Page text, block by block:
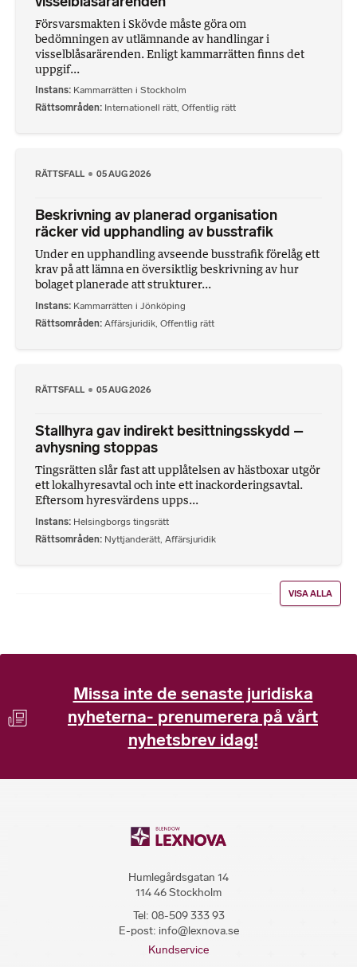
Försvarsmakten i Skövde måste göra om
bedömningen av utlämnande av handlingar i
visselblåsarärenden. Enligt kammarrätten finns det
uppgif...
Instans Kammarrätten i Stockholm
Rättsområden Internationell rätt, Offentlig rätt
RÄTTSFALL 05 AUG 2026
Beskrivning av planerad organisation
räcker vid upphandling av busstrafik
Under en upphandling avseende busstrafik förelåg ett
krav på att lämna en översiktlig beskrivning av hur
bolaget planerade att strukturer...
Instans Kammarrätten i Jönköping
Rättsområden Affärsjuridik, Offentlig rätt
RÄTTSFALL 05 AUG 2026
Stallhyra gav indirekt besittningsskydd –
avhysning stoppas
Tingsrätten slår fast att upplåtelsen av hästboxar utgör
ett lokalhyresavtal och inte ett inackorderingsavtal.
Eftersom hyresvärdens upps...
Instans Helsingborgs tingsrätt
Rättsområden Nyttjanderätt Affärsjuridik
VISA ALLA
Missa inte de senaste juridiska
nyheterna- prenumerera på vårt
nyhetsbrev idag!
Humlegårdsgatan 14
114 46 Stockholm
Tel: 08-509 333 93
E-post: info@lexnova.se
Kundservice